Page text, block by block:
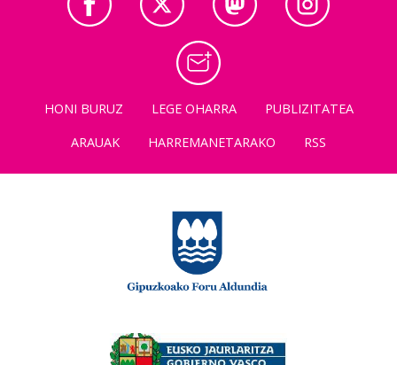
HONI BURUZ LEGE OHARRA
PUBLIZITATEA
ARAUAK
HARREMANETARAKO RSS